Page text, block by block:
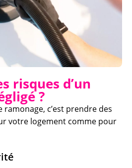
risques d’un
?
c’est prendre des
votre logement comme pour